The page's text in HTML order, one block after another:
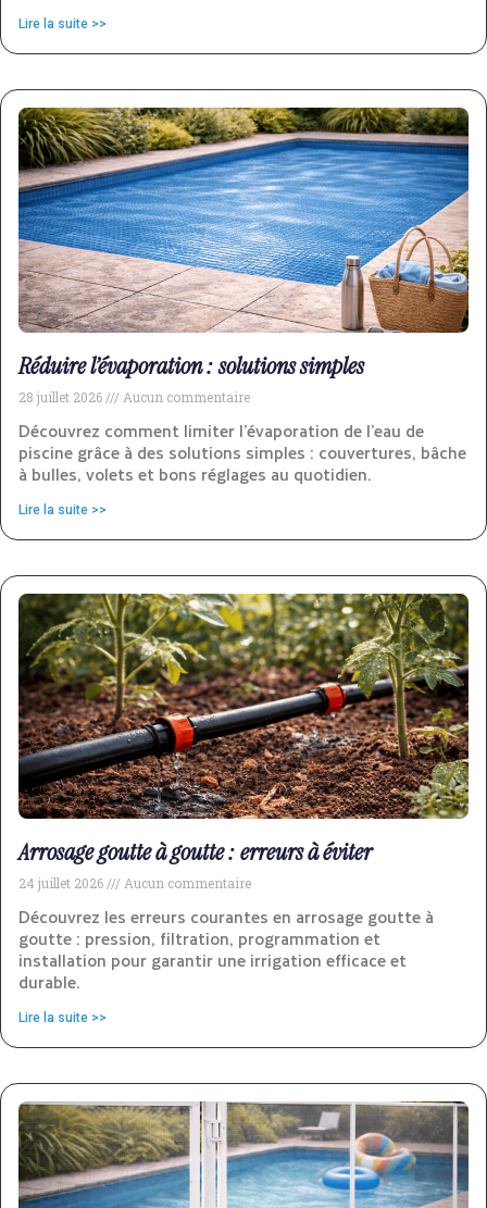
Lire la suite >>
Réduire l’évaporation : solutions simples
28 juillet 2026 Aucun commentaire
Découvrez comment limiter l’évaporation de l’eau de
piscine grâce à des solutions simples : couvertures, bâche
à bulles, volets et bons réglages au quotidien.
Lire la suite >>
Arrosage goutte à goutte : erreurs à éviter
24 juillet 2026 Aucun commentaire
Découvrez les erreurs courantes en arrosage goutte à
goutte : pression, filtration, programmation et
installation pour garantir une irrigation efficace et
durable.
Lire la suite >>